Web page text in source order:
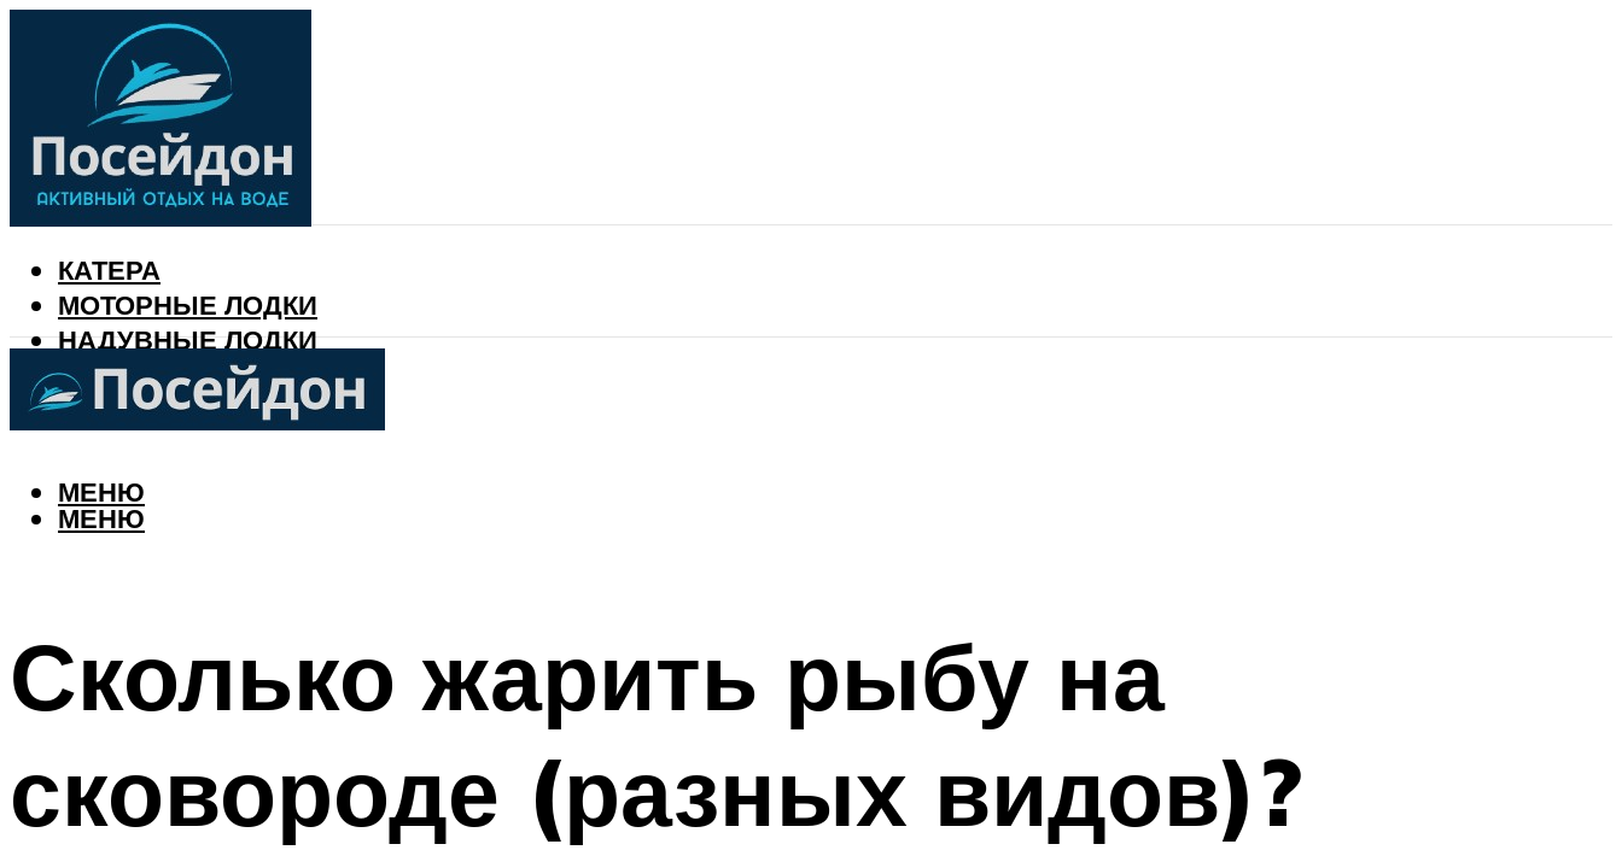
КАТЕРА
МОТОРНЫЕ ЛОДКИ
НАДУВНЫЕ ЛОДКИ
РЫБАЛКА
КАЛЕНДАРЬ РЫБАКА
МЕНЮ
МЕНЮ
Сколько жарить рыбу на
сковороде (разных видов)?